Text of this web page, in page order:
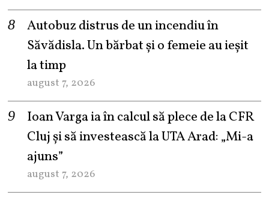
Autobuz distrus de un incendiu în
Săvădisla. Un bărbat și o femeie au ieșit
la timp
august 7, 2026
Ioan Varga ia în calcul să plece de la CFR
Cluj și să investească la UTA Arad: „Mi-a
ajuns”
august 7, 2026